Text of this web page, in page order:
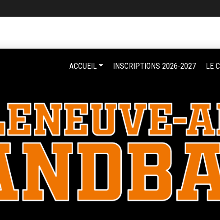
ACCUEIL INSCRIPTIONS 2026-2027 LE